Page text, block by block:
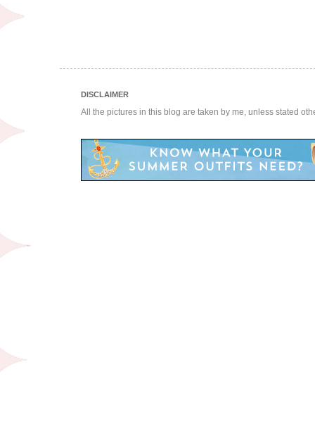
DISCLAIMER
All the pictures in this blog are taken by me, unless stated